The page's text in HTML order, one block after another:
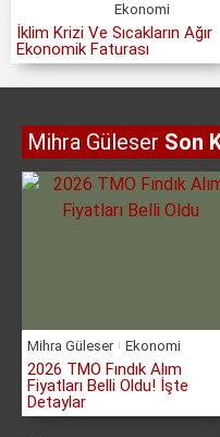
Ekonomi
İklim Krizi Ve Sıcakların Ağır
Ekonomik Faturası
Mihra Güleser Son
Mihra Güleser Ekonomi
2026 TMO Fındık Alım
Fiyatları Belli Oldu! İşte
Detaylar